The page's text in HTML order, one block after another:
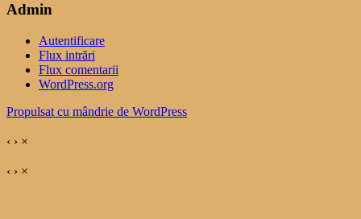
Admin
Autentificare
Flux intrări
Flux comentarii
WordPress.org
Propulsat cu mândrie de WordPress
‹ › ×
‹ › ×